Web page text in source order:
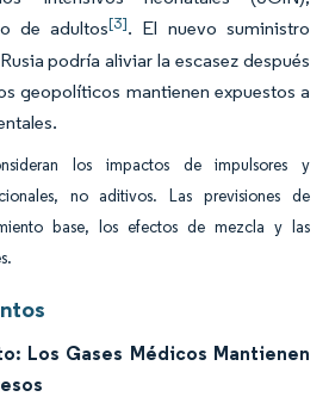
de adultos[3]. El nuevo suministro
podría aliviar la escasez después
geopolíticos mantienen expuestos a
los impactos de impulsores y
no aditivos. Las previsiones de
base, los efectos de mezcla y las
Los Gases Médicos Mantienen